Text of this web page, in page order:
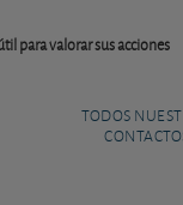
para valorar sus acciones
TODOS